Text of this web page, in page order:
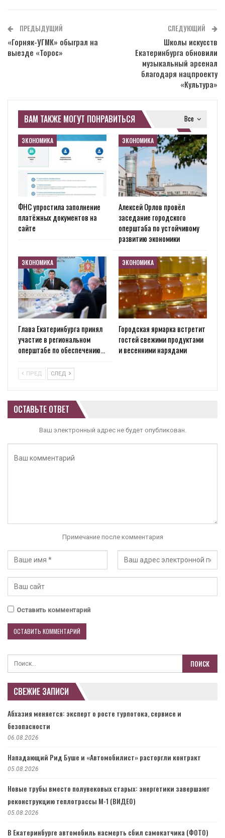
ПРЕДЫДУЩИЙ
«Горняк-УГМК» обыграл на
выезде «Торос»
СЛЕДУЮЩИЙ
Школы искусств
Екатеринбурга обновили
музыкальный арсенал
благодаря нацпроекту
«Культура»
Все
ВАМ ТАКЖЕ МОГУТ ПОНРАВИТЬСЯ
ЭКОНОМИКА
ФНС упростила заполнение
платёжных документов на
сайте
ЭКОНОМИКА
Алексей Орлов провёл
заседание городского
оперштаба по устойчивому
развитию экономики
ЭКОНОМИКА
Глава Екатеринбурга принял
участие в региональном
оперштабе по обеспечению…
ЭКОНОМИКА
Городская ярмарка встретит
гостей свежими продуктами
и весенними нарядами
ПРЕД СЛЕД
ОСТАВЬТЕ ОТВЕТ
Ваш электронный адрес не будет опубликован.
Примечание после комментария
Оставить комментарий
СВЕЖИЕ ЗАПИСИ
Абхазия меняется: эксперт о росте турпотока, сервисе и
безопасности
06.08.2026
Нападающий Рид Буше и «Автомобилист» расторгли контракт
05.08.2026
Новые трубы вместо полувековых старых: энергетики завершают
реконструкцию теплотрассы М-1 (ВИДЕО)
05.08.2026
В Екатеринбурге автомобиль насмерть сбил самокатчика (ФОТО)